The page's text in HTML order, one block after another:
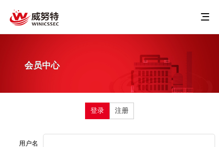
会员中心
登录 注册
用户名